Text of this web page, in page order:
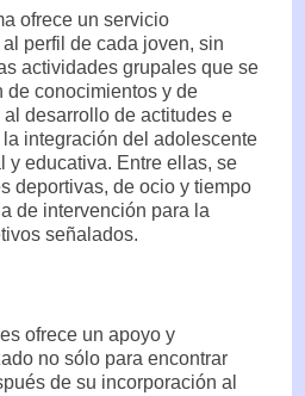
ofrece un servicio
perfil de cada joven, sin
actividades grupales que se
de conocimientos y de
desarrollo de actitudes e
integración del adolescente
y educativa. Entre ellas, se
deportivas, de ocio y tiempo
de intervención para la
señalados.
ofrece un apoyo y
no sólo para encontrar
de su incorporación al